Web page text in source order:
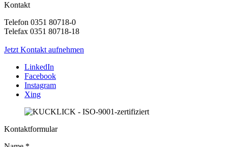
Kontakt
Telefon 0351 80718-0
Telefax 0351 80718-18
Jetzt Kontakt aufnehmen
LinkedIn
Facebook
Instagram
Xing
Kontaktformular